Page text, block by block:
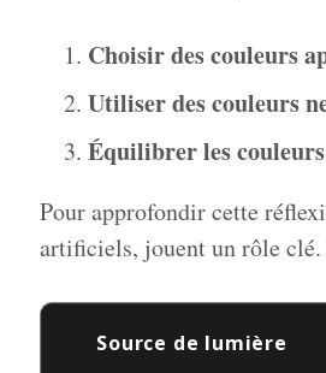
Choisir des couleurs
Utiliser des couleurs
Équilibrer les couleurs
Pour approfondir cette
artificiels, jouent un rôle clé.
Source de lumière